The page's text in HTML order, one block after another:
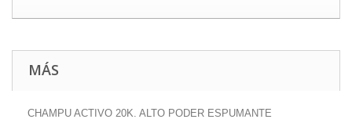
MÁS
CHAMPU ACTIVO 20K. ALTO PODER ESPUMANTE